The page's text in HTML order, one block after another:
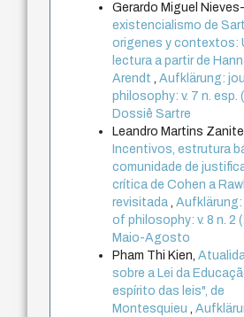
Gerardo Miguel
existencialismo de
origenes y contextos:
lectura a partir de
Arendt,Aufklärung:
philosophy: v. 7 n. esp.
Dossiê Sartre
Leandro Martins
Incentivos, estrutura
comunidade de
crítica de Cohen a
revisitada,Aufklärung:
of philosophy: v. 8 n. 2
Maio-Agosto
Pham Thi Kien,
sobre a Lei da
espírito das leis", de
Montesquieu,